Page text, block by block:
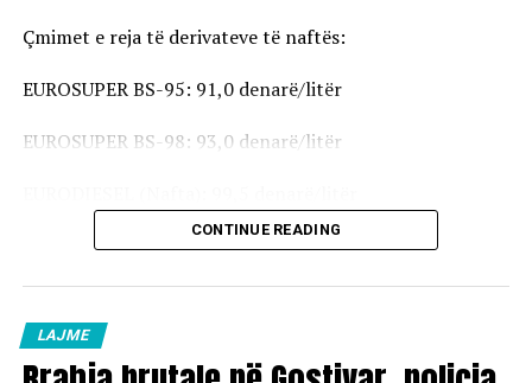
Çmimet e reja të derivateve të naftës:
EUROSUPER BS-95: 91,0 denarë/litër
EUROSUPER BS-98: 93,0 denarë/litër
Vaji ekstra i lehtë (EL-1): 98,5 denarë/litër
vlejnë në të gjitha pikat e karburanteve në vend.
CONTINUE READING
LAJME